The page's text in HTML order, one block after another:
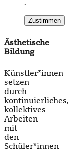
.
Zustimmen
Ästhetische
Bildung
Künstler*innen
setzen
durch
kontinuierliches,
kollektives
Arbeiten
mit
den
Schüler*innen